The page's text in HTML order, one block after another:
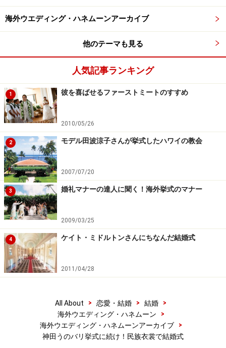
海外ウエディング・ハネムーンアーカイブ
他のテーマも見る
人気記事ランキング
1 彼を喜ばせるファーストミートのすすめ
2010/05/26
2 モデル田波涼子さんが挙式したハワイの教会
2007/07/20
3 婚礼マナーの達人に聞く！海外挙式のマナー
2009/03/25
4 ケイト・ミドルトンさんにちなんだ結婚式
2011/04/28
All About > 恋愛・結婚 > 結婚
>
海外ウエディング・ハネムーン
>
海外ウエディング・ハネムーンアーカイブ
>
神田うのバリ挙式に続け！民族衣裳で結婚式